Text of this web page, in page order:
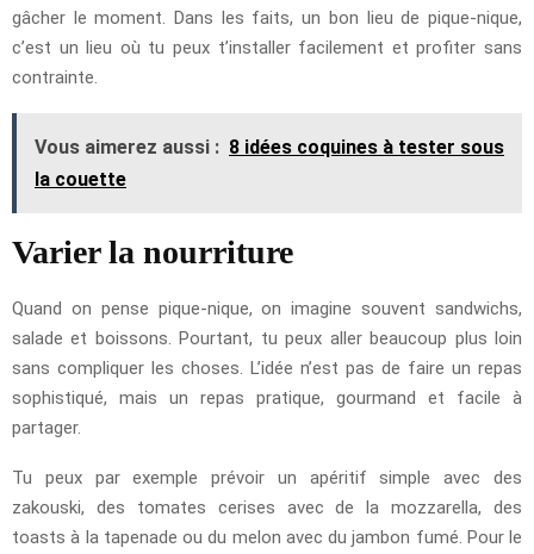
gâcher le moment. Dans les faits, un bon lieu de pique-nique,
c’est un lieu où tu peux t’installer facilement et profiter sans
contrainte.
Vous aimerez aussi : 8 idées coquines à tester sous
la couette
Varier la nourriture
Quand on pense pique-nique, on imagine souvent sandwichs,
salade et boissons. Pourtant, tu peux aller beaucoup plus loin
sans compliquer les choses. L’idée n’est pas de faire un repas
sophistiqué, mais un repas pratique, gourmand et facile à
partager.
Tu peux par exemple prévoir un apéritif simple avec des
zakouski, des tomates cerises avec de la mozzarella, des
toasts à la tapenade ou du melon avec du jambon fumé. Pour le